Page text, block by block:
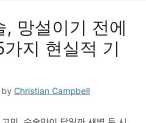
, 망설이기 전에
지 현실적 기
by Christian Campbell